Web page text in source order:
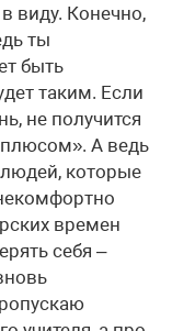
виду. Конечно,
ты
быть
таким. Если
не получится
плюсом». А ведь
которые
времен
себя –